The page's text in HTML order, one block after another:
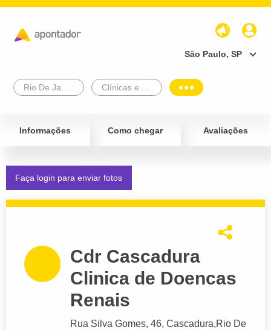
São Paulo, SP
Informações Como chegar Avaliações
Faça login para enviar fotos
Cdr Cascadura
Clinica de Doencas
Renais
Rua Silva Gomes, 46, Cascadura,Rio De